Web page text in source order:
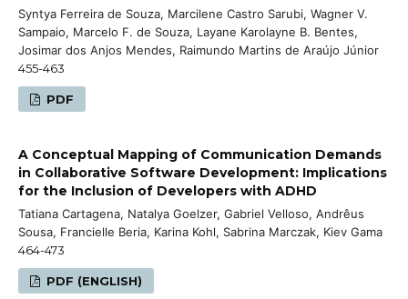
Syntya Ferreira de Souza, Marcilene Castro Sarubi, Wagner V.
Sampaio, Marcelo F. de Souza, Layane Karolayne B. Bentes,
Josimar dos Anjos Mendes, Raimundo Martins de Araújo Júnior
455-463
PDF
A Conceptual Mapping of Communication Demands
in Collaborative Software Development: Implications
for the Inclusion of Developers with ADHD
Tatiana Cartagena, Natalya Goelzer, Gabriel Velloso, Andrêus
Sousa, Francielle Beria, Karina Kohl, Sabrina Marczak, Kiev Gama
464-473
PDF (ENGLISH)